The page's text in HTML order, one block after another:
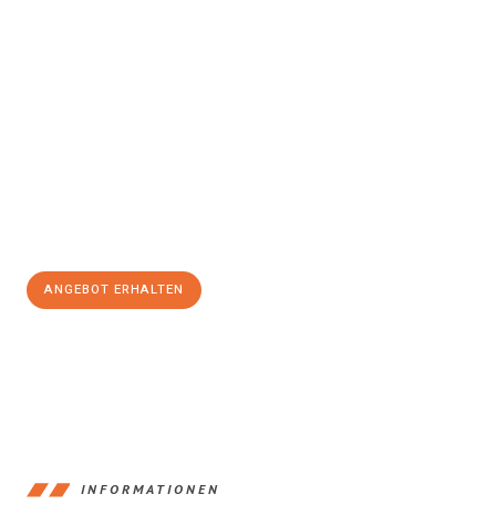
ANGEBOT ERHALTEN
INFORMATIONEN